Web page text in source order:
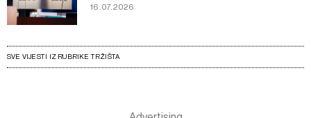
16.07.2026
SVE VIJESTI IZ RUBRIKE TRŽIŠTA